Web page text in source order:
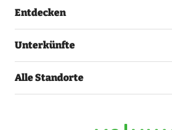
Entdecken
Unterkünfte
Alle Standorte